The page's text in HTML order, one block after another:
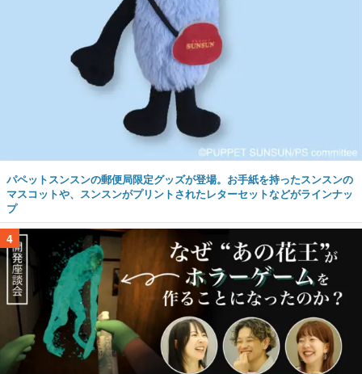
パペットスンスンの郵便局限定グッズが登場。お手紙を持ったスンスンの
マスコットや、スンスンがプリントされたレターセットなどがラインナッ
プ
4